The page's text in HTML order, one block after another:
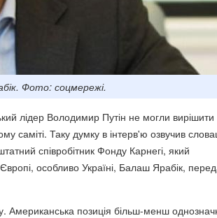
Фото: соцмережі.
лідер Володимир Путін не могли вирішити
саміті. Таку думку в інтерв'ю озвучив
співробітник Фонду Карнегі, який
Європі, особливо Україні, Балаш Ярабік,
Американська позиція більш-менш